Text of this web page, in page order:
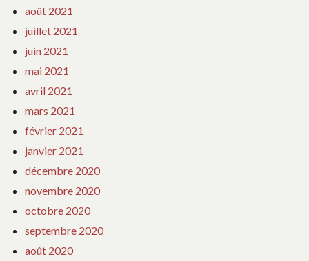
août 2021
juillet 2021
juin 2021
mai 2021
avril 2021
mars 2021
février 2021
janvier 2021
décembre 2020
novembre 2020
octobre 2020
septembre 2020
août 2020